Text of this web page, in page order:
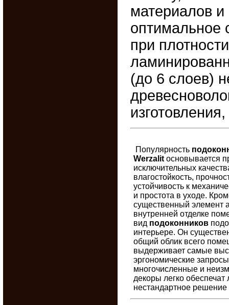
материалов и
оптимальное
при
(до 6 слоев)
Популярность
Werzalitосновывается
исключительных
влагостойкость,
устойчивость к
и простота в уходе.
существенный элемент
внутренней отделке
вид подоконников
интерьере. Он
общий облик всего
выдерживает самые
эргономические
многочисленные и
декоры легко обеспечат
нестандартное